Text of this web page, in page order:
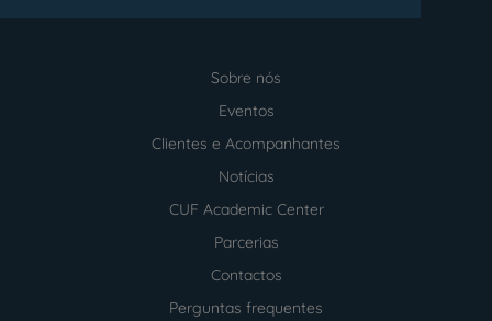
Sobre nós
Eventos
Clientes e Acompanhantes
Notícias
CUF Academic Center
Parcerias
Contactos
Perguntas frequentes